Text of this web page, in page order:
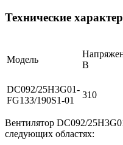
Технические
Модель
В
DC092/25H3G01-
FG133/190S1-01
310
Вентилятор DC092/
следующих областях: